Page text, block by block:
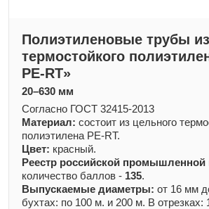
Полиэтиленовые трубы
термостойкого
PE-RT»
20–630 мм
Согласно ГОСТ 32415-2013
Материал: состоит из цельного
полиэтилена PE-RT.
Цвет: красный.
Реестр российской промышленной
количество баллов - 135.
Выпускаемые диаметры: от 16 мм
бухтах: по 100 м. и 200 м. В отрезках: